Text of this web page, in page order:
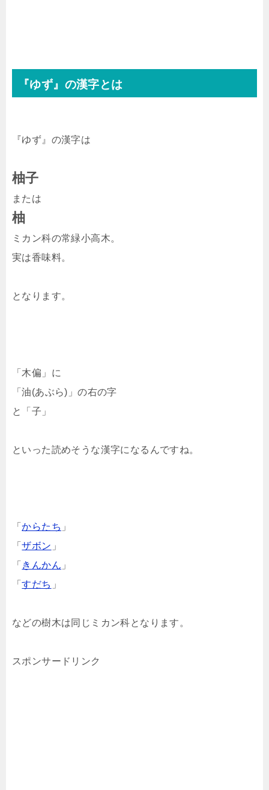
『ゆず』の漢字とは
『ゆず』の漢字は
柚子
または
柚
ミカン科の常緑小高木。
実は香味料。
となります。
「木偏」に
「油(あぶら)」の右の字
と「子」
といった読めそうな漢字になるんですね。
「からたち 」
「ザボン 」
「 きんかん 」
「すだち 」
などの樹木は同じミカン科となります。
スポンサードリンク